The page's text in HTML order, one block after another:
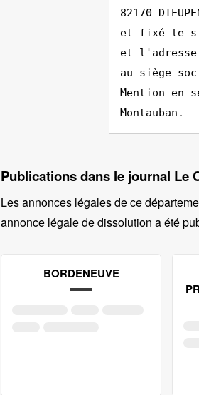
82170
et fixé le
et l'adresse
au siège
Mention en
Montauban.
Publications dans le journal Le
Les annonces légales de ce
annonce légale de dissolution a été
BORDENEUVE